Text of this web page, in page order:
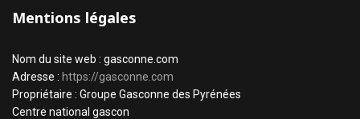
Mentions légales
Nom du site web : gasconne.com
Adresse : https://gasconne.com
Propriétaire : Groupe Gasconne des Pyrénées
Centre national gascon